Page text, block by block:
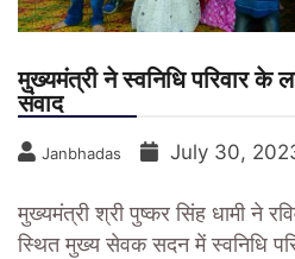
मुख्यमंत्री ने स्वनिधि परिवार के
संवाद
Janbhadas July 30,
मुख्यमंत्री श्री पुष्कर सिंह धामी ने
स्थित मुख्य सेवक सदन में स्वनिधि